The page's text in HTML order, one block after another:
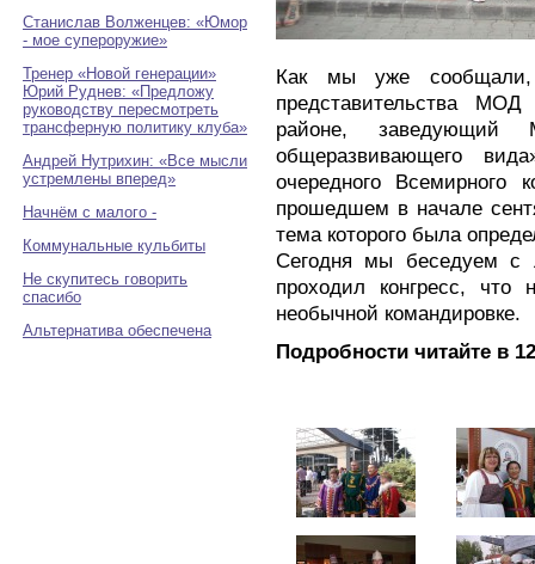
Станислав Волженцев: «Юмор
- мое супероружие»
Тренер «Новой генерации»
Юрий Руднев: «Предложу
руководству пересмотреть
трансферную политику клуба»
Андрей Нутрихин: «Все мысли
устремлены вперед»
Начнём с малого -
Коммунальные кульбиты
Не скупитесь говорить
спасибо
Альтернатива обеспечена
Как мы уже сообщали,
представительства
районе,
общеразвивающего
очередного Всемирного
прошедшем в начале
тема которого была
Сегодня мы беседуем с
проходил конгресс,
необычной командировке.
Подробности читайте в